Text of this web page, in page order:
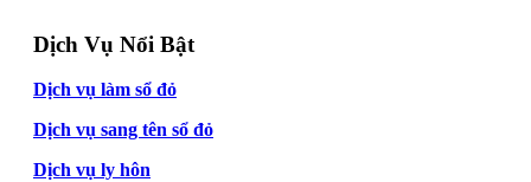
Dịch Vụ Nổi Bật
Dịch vụ làm sổ đỏ
Dịch vụ sang tên sổ đỏ
Dịch vụ ly hôn